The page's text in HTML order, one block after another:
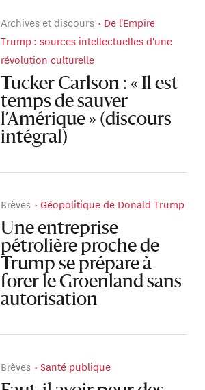
Archives et discours
De l'Empire
Trump : sources intellectuelles d'une
révolution culturelle
Tucker Carlson : « Il est
temps de sauver
l’Amérique » (discours
intégral)
Brèves Géopolitique de Donald Trump
Une entreprise
pétrolière proche de
Trump se prépare à
forer le Groenland sans
autorisation
Brèves Santé publique